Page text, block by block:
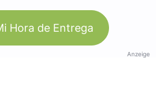
Hora de Entrega
Anzeige